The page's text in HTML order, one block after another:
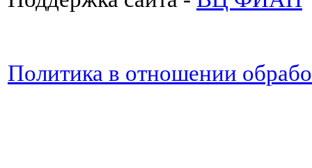
Политика в отношении